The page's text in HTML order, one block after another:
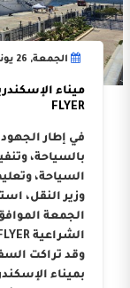
الجمعة, 26 يونيو 2026
FLYER
في إطار الجهود
بالسياحة،
السياحة،
وزير النقل،
وقد تراكت
بميناء